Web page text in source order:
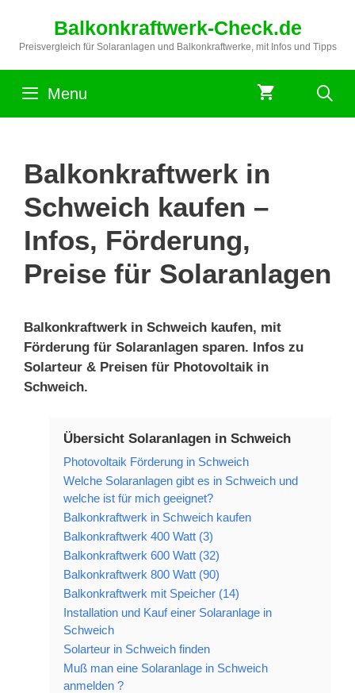
springen
Balkonkraftwerk-Check.de
Preisvergleich für Solaranlagen und Balkonkraftwerke, mit Infos und Tipps
Menu
Balkonkraftwerk in
Schweich kaufen –
Infos, Förderung,
Preise für Solaranlagen
Balkonkraftwerk in Schweich kaufen, mit
Förderung für Solaranlagen sparen. Infos zu
Solarteur & Preisen für Photovoltaik in
Schweich.
Übersicht Solaranlagen in Schweich
Photovoltaik Förderung in Schweich
Welche Solaranlagen gibt es in Schweich und
welche ist für mich geeignet?
Balkonkraftwerk in Schweich kaufen
Balkonkraftwerk 400 Watt (3)
Balkonkraftwerk 600 Watt (32)
Balkonkraftwerk 800 Watt (90)
Balkonkraftwerk mit Speicher (14)
Installation und Kauf einer Solaranlage in
Schweich
Solarteur in Schweich finden
Muß man eine Solaranlage in Schweich
anmelden ?